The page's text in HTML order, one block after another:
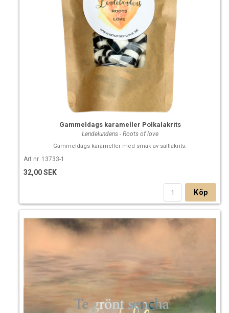
Gammeldags karameller Polkalakrits
Lendelundens - Roots of love
Gammeldags karameller med smak av saltlakrits.
Art nr. 13733-1
32,00 SEK
Köp